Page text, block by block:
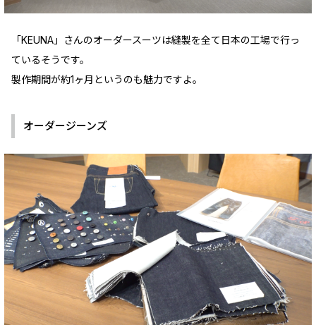
「KEUNA」さんのオーダースーツは縫製を全て日本の工場で行っ
ているそうです。
製作期間が約1ヶ月というのも魅力ですよ。
オーダージーンズ